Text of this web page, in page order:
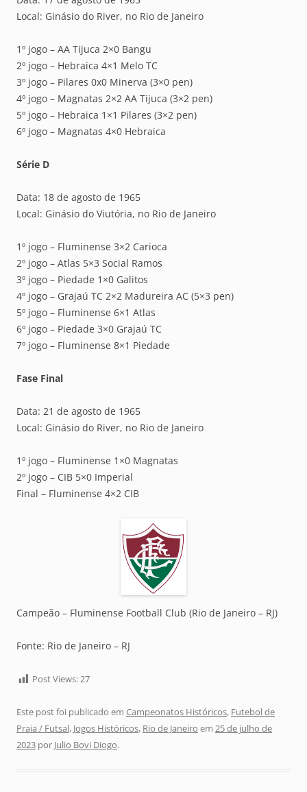
Local: Ginásio do River, no Rio de Janeiro
1º jogo – AA Tijuca 2×0 Bangu
2º jogo – Hebraica 4×1 Melo TC
3º jogo – Pilares 0x0 Minerva (3×0 pen)
4º jogo – Magnatas 2×2 AA Tijuca (3×2 pen)
5º jogo – Hebraica 1×1 Pilares (3×2 pen)
6º jogo – Magnatas 4×0 Hebraica
Série D
Data: 18 de agosto de 1965
Local: Ginásio do Viutória, no Rio de Janeiro
1º jogo – Fluminense 3×2 Carioca
2º jogo – Atlas 5×3 Social Ramos
3º jogo – Piedade 1×0 Galitos
4º jogo – Grajaú TC 2×2 Madureira AC (5×3 pen)
5º jogo – Fluminense 6×1 Atlas
6º jogo – Piedade 3×0 Grajaú TC
7º jogo – Fluminense 8×1 Piedade
Fase Final
Data: 21 de agosto de 1965
Local: Ginásio do River, no Rio de Janeiro
1º jogo – Fluminense 1×0 Magnatas
2º jogo – CIB 5×0 Imperial
Final – Fluminense 4×2 CIB
Campeão – Fluminense Football Club (Rio de Janeiro – RJ)
Fonte: Rio de Janeiro – RJ
Post Views:27
Este post foi publicado em Campeonatos Históricos, Futebol de
Praia / Futsal, Jogos Históricos, Rio de Janeiro em 25 de julho de
2023 por Julio Bovi Diogo.